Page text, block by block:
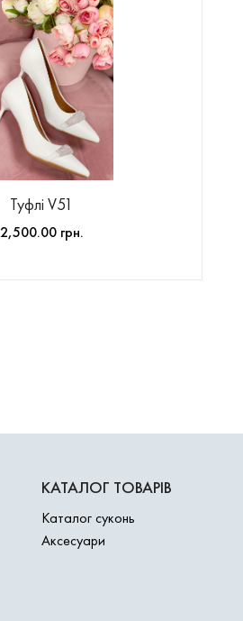
Туфлі V51
2,500.00 грн.
КАТАЛОГ ТОВАРІВ
Каталог суконь
Аксесуари